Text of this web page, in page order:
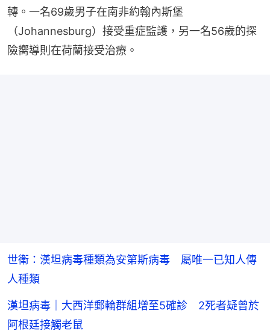
轉。一名69歲男子在南非約翰內斯堡
（Johannesburg）接受重症監護，另一名56歲的探
險嚮導則在荷蘭接受治療。
世衛：漢坦病毒種類為安第斯病毒 屬唯一已知人傳
人種類
漢坦病毒｜大西洋郵輪群組增至5確診 2死者疑曾於
阿根廷接觸老鼠